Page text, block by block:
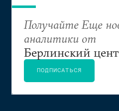
Получайте Еще
аналитики от
Берлинский
ПОДПИСАТЬСЯ